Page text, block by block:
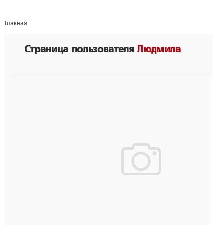
Главная
Страница пользователя Людмила